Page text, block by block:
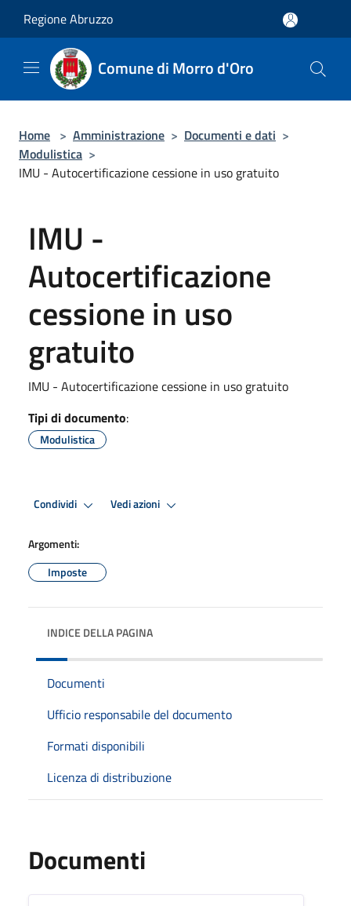
Regione Abruzzo
Comune di Morro d'Oro
Home > Amministrazione > Documenti e dati >
Modulistica >
IMU - Autocertificazione cessione in uso gratuito
IMU -
Autocertificazione
cessione in uso
gratuito
IMU - Autocertificazione cessione in uso gratuito
Tipi di documento:
Modulistica
Condividi Vedi azioni
Argomenti:
Imposte
INDICE DELLA PAGINA
Documenti
Ufficio responsabile del documento
Formati disponibili
Licenza di distribuzione
Documenti